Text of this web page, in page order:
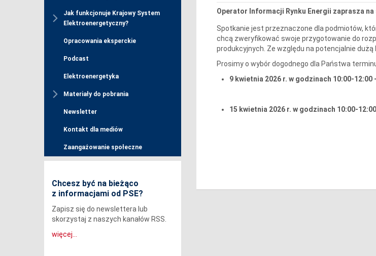
Jak funkcjonuje Krajowy System
Elektroenergetyczny?
Opracowania eksperckie
Podcast
Elektroenergetyka
Materiały do pobrania
Newsletter
Kontakt dla mediów
Zaangażowanie społeczne
Chcesz być na bieżąco
z informacjami od PSE?
Zapisz się do newslettera lub
skorzystaj z naszych kanałów RSS.
więcej...
Operator Informacji Rynku Energii zaprasza
Spotkanie jest przeznaczone dla podmiotów,
chcą zweryfikować swoje przygotowanie do
produkcyjnych. Ze względu na potencjalnie
Prosimy o wybór dogodnego dla Państwa
9 kwietnia 2026 r. w godzinach 10:00-12:00 -
15 kwietnia 2026 r. w godzinach 10:00-